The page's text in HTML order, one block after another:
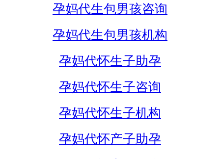
孕妈代生包男孩咨询
孕妈代生包男孩机构
孕妈代怀生子助孕
孕妈代怀生子咨询
孕妈代怀生子机构
孕妈代怀产子助孕